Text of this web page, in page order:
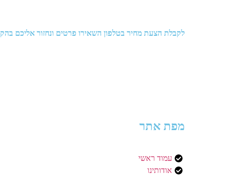
לקבלת הצעת מחיר בטלפון השאירו פרטים ונחזור אליכם
מפת אתר
עמוד ראשי
אודותינו